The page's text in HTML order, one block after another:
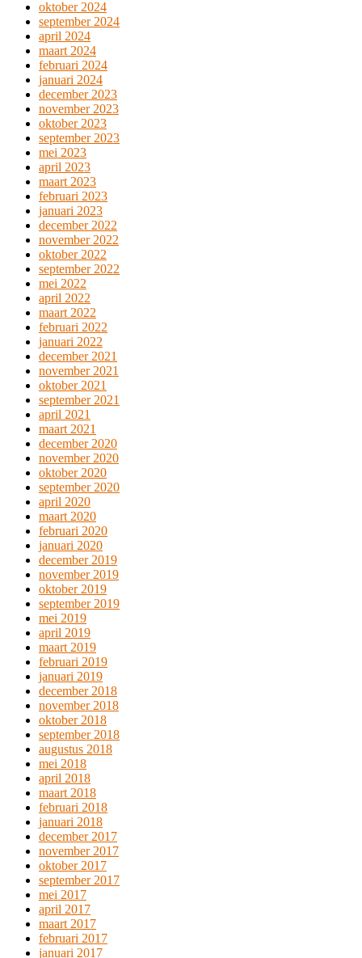
oktober 2024
september 2024
april 2024
maart 2024
februari 2024
januari 2024
december 2023
november 2023
oktober 2023
september 2023
mei 2023
april 2023
maart 2023
februari 2023
januari 2023
december 2022
november 2022
oktober 2022
september 2022
mei 2022
april 2022
maart 2022
februari 2022
januari 2022
december 2021
november 2021
oktober 2021
september 2021
april 2021
maart 2021
december 2020
november 2020
oktober 2020
september 2020
april 2020
maart 2020
februari 2020
januari 2020
december 2019
november 2019
oktober 2019
september 2019
mei 2019
april 2019
maart 2019
februari 2019
januari 2019
december 2018
november 2018
oktober 2018
september 2018
augustus 2018
mei 2018
april 2018
maart 2018
februari 2018
januari 2018
december 2017
november 2017
oktober 2017
september 2017
mei 2017
april 2017
maart 2017
februari 2017
januari 2017